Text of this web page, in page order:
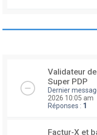
Validateur
Super PDP
Dernier
2026 10:05 am
Réponses : 1
Factur-X et